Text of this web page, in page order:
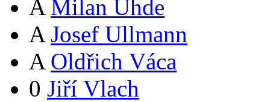
A Milan Uhde
A Josef Ullmann
A Oldřich Váca
0 Jiří Vlach